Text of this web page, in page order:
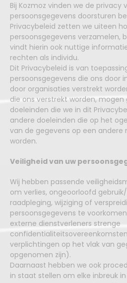
Bij Kozmoz vinden we de privacy
persoonsgegevens doorsturen
Privacybeleid zetten we uiteen
persoonsgegevens verzamelen,
vindt hierin ook nuttige
rechten als individu.
Dit Privacybeleid is van
persoonsgegevens die ons door
door organisaties verstrekt
die ons verstrekt worden,
doeleinden die we in dit
andere doeleinden die op het
van de gegevens op een
worden.
Veiligheid van uw
Wij hebben passende
om verlies, ongeoorloofd
raadpleging, wijziging of
persoonsgegevens te
externe dienstverleners strenge
verplichtingen op het vlak van
opgenomen zijn).
Daarnaast hebben we ook
in staat stellen om elke inbreuk